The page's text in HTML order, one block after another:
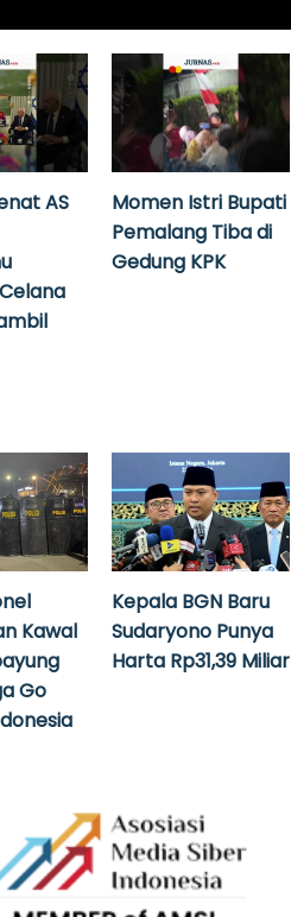
AS
Momen Istri Bupati
Pemalang Tiba di
Gedung KPK
Kawal
Go
Kepala BGN Baru
Sudaryono Punya
Harta Rp31,39 Miliar